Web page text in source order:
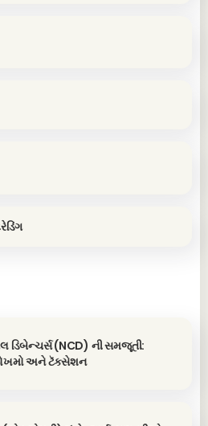
ડિબેન્ચર્સ (NCD) ની સમજૂતી:
અને ટૅક્સેશન